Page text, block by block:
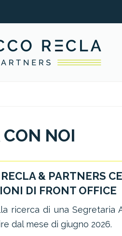
NOI
& PARTNERS
DI FRONT OFFICE
ricerca di una Segretaria
dal mese di giugno 2026.